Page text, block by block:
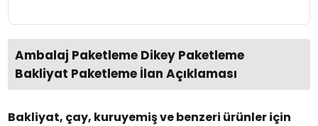
Ambalaj Paketleme Dikey Paketleme
Bakliyat Paketleme İlan Açıklaması
Bakliyat, çay, kuruyemiş ve benzeri ürünler için